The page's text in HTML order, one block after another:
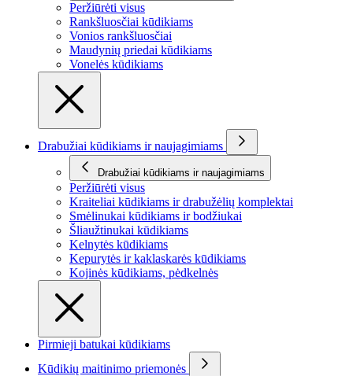
Peržiūrėti visus
Rankšluosčiai kūdikiams
Vonios rankšluosčiai
Maudynių priedai kūdikiams
Vonelės kūdikiams
Drabužiai kūdikiams ir naujagimiams
Drabužiai kūdikiams ir naujagimiams
Peržiūrėti visus
Kraiteliai kūdikiams ir drabužėlių komplektai
Smėlinukai kūdikiams ir bodžiukai
Šliaužtinukai kūdikiams
Kelnytės kūdikiams
Kepurytės ir kaklaskarės kūdikiams
Kojinės kūdikiams, pėdkelnės
Pirmieji batukai kūdikiams
Kūdikių maitinimo priemonės